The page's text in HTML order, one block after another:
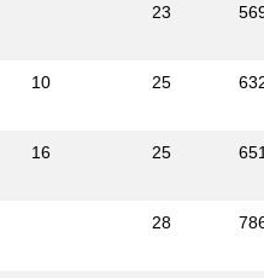
23
10 25
16 25
28